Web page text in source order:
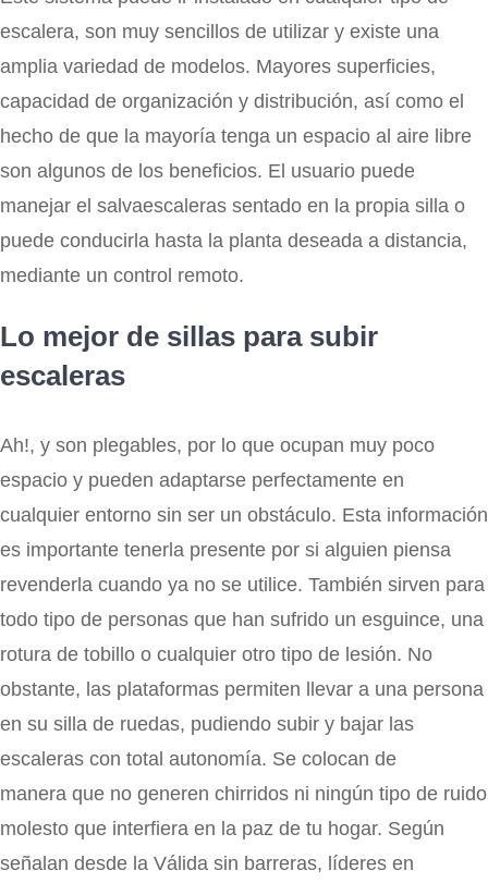
escalera, son muy sencillos de utilizar y existe una
amplia variedad de modelos. Mayores superficies,
capacidad de organización y distribución, así como el
hecho de que la mayoría tenga un espacio al aire libre
son algunos de los beneficios. El usuario puede
manejar el salvaescaleras sentado en la propia silla o
puede conducirla hasta la planta deseada a distancia,
mediante un control remoto.
Lo mejor de sillas para subir
escaleras
Ah!, y son plegables, por lo que ocupan muy poco
espacio y pueden adaptarse perfectamente en
cualquier entorno sin ser un obstáculo. Esta información
es importante tenerla presente por si alguien piensa
revenderla cuando ya no se utilice. También sirven para
todo tipo de personas que han sufrido un esguince, una
rotura de tobillo o cualquier otro tipo de lesión. No
obstante, las plataformas permiten llevar a una persona
en su silla de ruedas, pudiendo subir y bajar las
escaleras con total autonomía. Se colocan de
manera que no generen chirridos ni ningún tipo de ruido
molesto que interfiera en la paz de tu hogar. Según
señalan desde la Válida sin barreras, líderes en